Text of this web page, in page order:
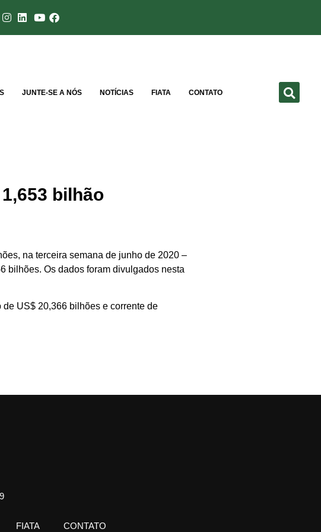
JUNTE-SE A NÓS NOTÍCIAS FIATA CONTATO
bilhão
na terceira semana de junho de 2020 –
bilhões. Os dados foram divulgados nesta
US$ 20,366 bilhões e corrente de
FIATA CONTATO